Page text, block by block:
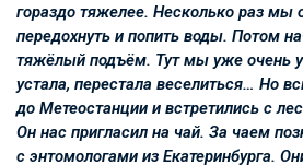
гораздо тяжелее. Несколько раз мы
передохнуть и попить воды. Потом
тяжёлый подъём. Тут мы уже очень
устала, перестала веселиться… Но
до Метеостанции и встретились с
Он нас пригласил на чай. За чаем
с энтомологами из Екатеринбурга.